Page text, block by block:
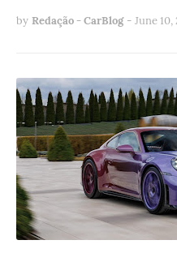
by Redação - CarBlog - June 10,